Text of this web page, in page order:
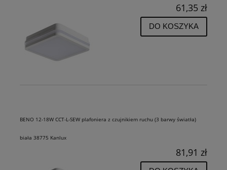
61,35 zł
DO KOSZYKA
BENO 12-18W CCT-L-SEW plafoniera z czujnikiem ruchu (3 barwy światła)
biała 38775 Kanlux
81,91 zł